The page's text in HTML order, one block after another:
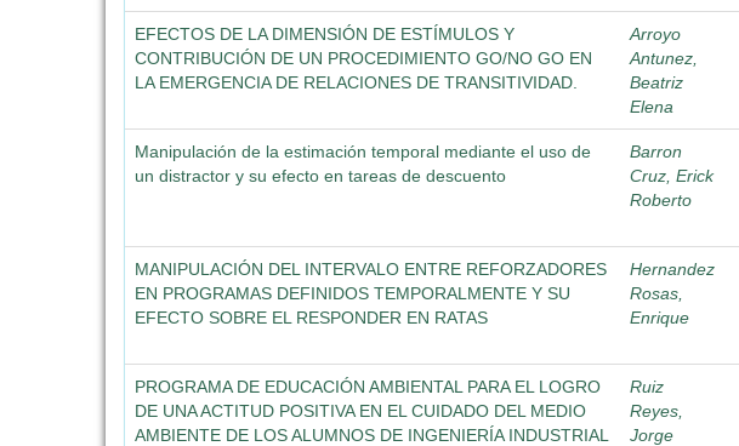
EFECTOS DE LA DIMENSIÓN DE ESTÍMULOS Y
CONTRIBUCIÓN DE UN PROCEDIMIENTO GO/NO GO EN
LA EMERGENCIA DE RELACIONES DE TRANSITIVIDAD.
Arroyo
Antunez,
Beatriz
Elena
Manipulación de la estimación temporal mediante el uso de
un distractor y su efecto en tareas de descuento
Barron
Cruz, Erick
Roberto
MANIPULACIÓN DEL INTERVALO ENTRE REFORZADORES
EN PROGRAMAS DEFINIDOS TEMPORALMENTE Y SU
EFECTO SOBRE EL RESPONDER EN RATAS
Hernandez
Rosas,
Enrique
PROGRAMA DE EDUCACIÓN AMBIENTAL PARA EL LOGRO
DE UNA ACTITUD POSITIVA EN EL CUIDADO DEL MEDIO
AMBIENTE DE LOS ALUMNOS DE INGENIERÍA INDUSTRIAL
Ruiz
Reyes,
Jorge